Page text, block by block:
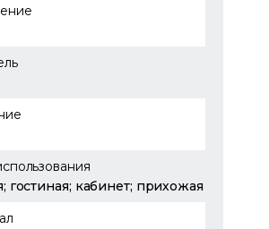
гостиная; кабинет; прихожая